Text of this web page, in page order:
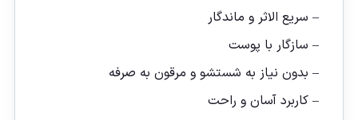
– سریع الاثر و ماندگار
– سازگار با پوست
– بدون نیاز به شستشو و مرقون به صرفه
– کاربرد آسان و راحت